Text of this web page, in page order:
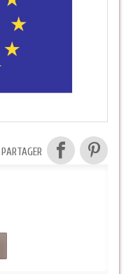
PARTAGER